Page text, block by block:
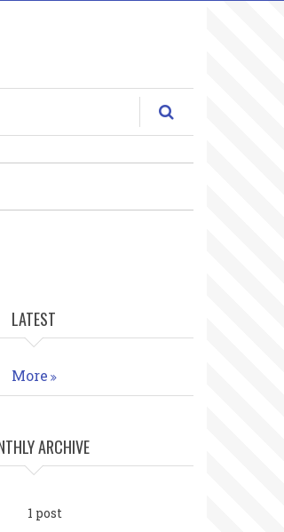
LATEST
More
ARCHIVE
1 post